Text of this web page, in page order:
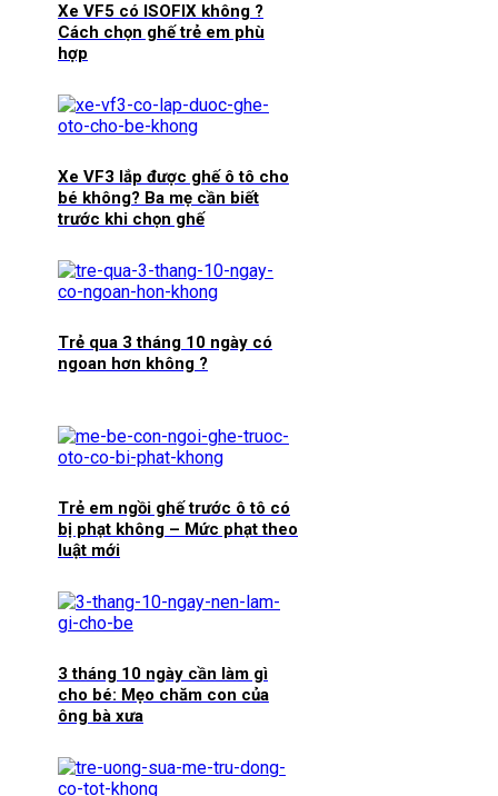
Xe VF5 có ISOFIX không ?
Cách chọn ghế trẻ em phù
hợp
Xe VF3 lắp được ghế ô tô cho
bé không? Ba mẹ cần biết
trước khi chọn ghế
Trẻ qua 3 tháng 10 ngày có
ngoan hơn không ?
Trẻ em ngồi ghế trước ô tô có
bị phạt không – Mức phạt theo
luật mới
3 tháng 10 ngày cần làm gì
cho bé: Mẹo chăm con của
ông bà xưa